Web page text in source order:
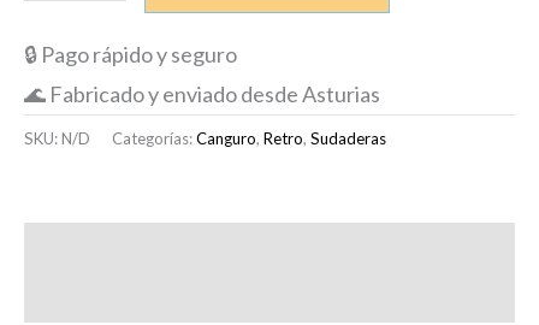
🔒 Pago rápido y seguro
🌊 Fabricado y enviado desde Asturias
SKU:N/D Categorías:Canguro, Retro, Sudaderas